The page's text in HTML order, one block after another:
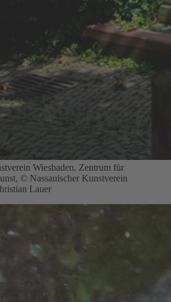
Wiesbaden, Zentrum für
© Nassauischer Kunstverein
Lauer